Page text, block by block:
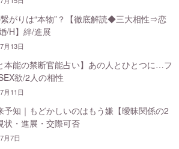
がりは“本物”？【徹底解読◆三大相性⇒恋
/H】絆/進展
月13日
本能の禁断官能占い】あの人とひとつに…フ
欲/2人の相性
月11日
予知｜もどかしいのはもう嫌【曖昧関係の2
状・進展・交際可否
月7日